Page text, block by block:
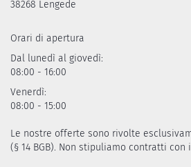
38268 Lengede
Orari di apertura
Dal lunedì al giovedì:
08:00 - 16:00
Venerdì:
08:00 - 15:00
Le nostre offerte sono rivolte
(§ 14 BGB). Non stipuliamo contratti con